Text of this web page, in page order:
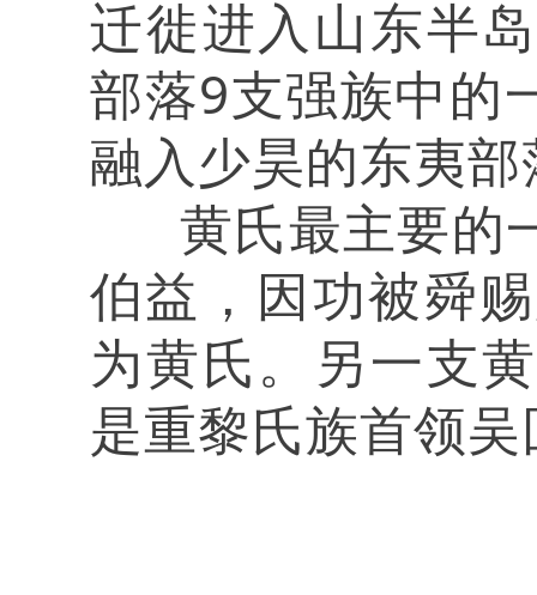
迁徙进入山东半
部落9支强族中的
融入少昊的东夷
黄氏最主要的
伯益，因功被舜
为黄氏。另一支
是重黎氏族首领